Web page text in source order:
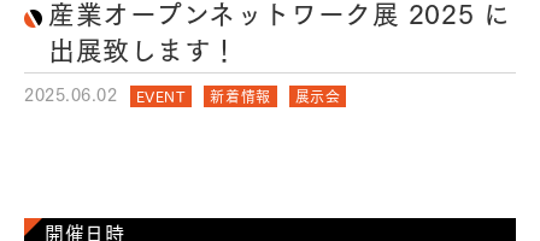
産業オープンネットワーク展 2025 に
出展致します！
2025.06.02 EVENT 新着情報 展示会
開催日時